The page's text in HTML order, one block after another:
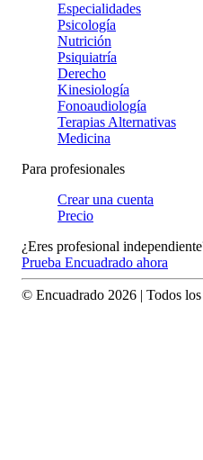
Especialidades
Psicología
Nutrición
Psiquiatría
Derecho
Kinesiología
Fonoaudiología
Terapias Alternativas
Medicina
Para profesionales
Crear una cuenta
Precio
¿Eres profesional
Prueba Encuadrado ahora
© Encuadrado 2026 | Todos